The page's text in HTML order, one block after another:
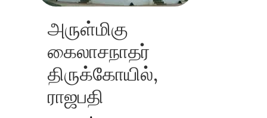
அருள்மிகு
கைலாசநாதர்
திருக்கோயில்,
ராஜபதி